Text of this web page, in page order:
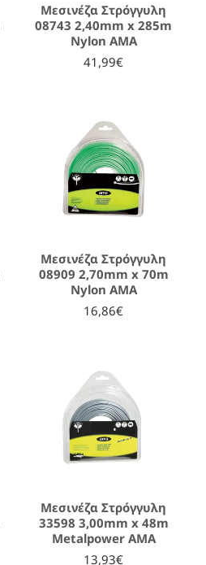
Μεσινέζα Στρόγγυλη
08743 2,40mm x 285m
Nylon AMA
41,99€
Μεσινέζα Στρόγγυλη
08909 2,70mm x 70m
Nylon AMA
16,86€
Μεσινέζα Στρόγγυλη
33598 3,00mm x 48m
Metalpower AMA
13,93€